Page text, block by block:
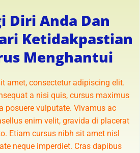
Diri Anda Dan
Ketidakpastian
Menghantui
amet, consectetur adipiscing elit.
a nisi quis, cursus maximus
posuere vulputate. Vivamus ac
enim velit, gravida di placerat
Etiam cursus nibh sit amet nisl
neque imperdiet. Cras dapibus